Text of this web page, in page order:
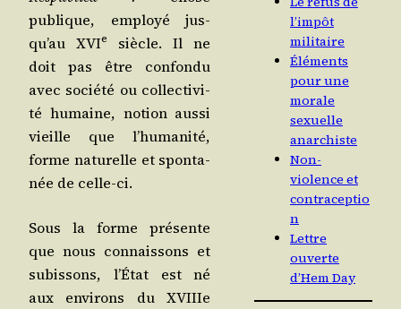
publique, employé jus­
qu’au XVIe
siècle. Il ne
doit pas être confon­du
avec socié­té ou col­lec­ti­vi­
té humaine, notion aus­si
vieille que l’hu­ma­ni­té,
forme natu­relle et spon­ta­
née de celle-ci.
Sous la forme pré­sente
que nous connais­sons et
subis­sons, l’É­tat est né
aux envi­rons du XVIIIe
l’impôt
militaire
Éléments
pour une
morale
sexuelle
anarchiste
Non-
violence et
contraceptio
n
Lettre
ouverte
d’Hem Day